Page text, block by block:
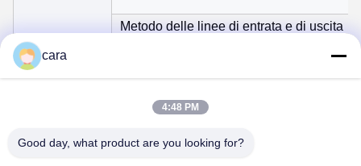
Metodo delle linee di entrata e di uscita
cara
4:48 PM
Good day, what product are you looking for?